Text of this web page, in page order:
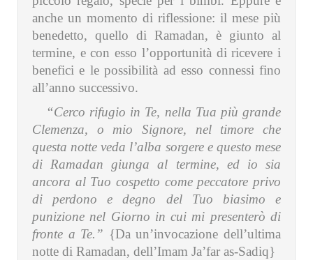
anche un momento di riflessione: il mese più
benedetto, quello di Ramadan, è giunto al
termine, e con esso l’opportunità di ricevere i
benefici e le possibilità ad esso connessi fino
all’anno successivo.
“Cerco rifugio in Te, nella Tua più grande
Clemenza, o mio Signore, nel timore che
questa notte veda l’alba sorgere e questo mese
di Ramadan giunga al termine, ed io sia
ancora al Tuo cospetto come peccatore privo
di perdono e degno del Tuo biasimo e
punizione nel Giorno in cui mi presenterò di
fronte a Te.” {Da un’invocazione dell’ultima
notte di Ramadan, dell’Imam Ja’far as-Sadiq}